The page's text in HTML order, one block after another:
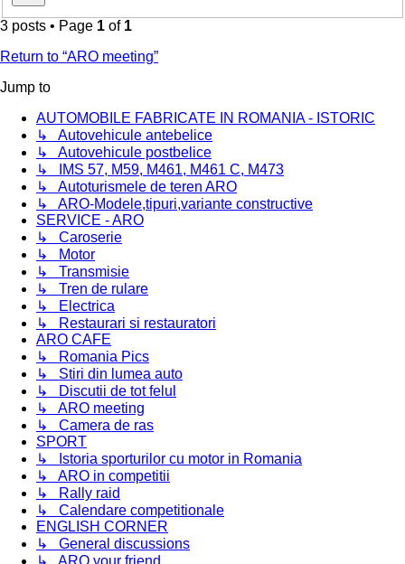
3 posts • Page 1 of 1
Return to “ARO meeting”
Jump to
AUTOMOBILE FABRICATE IN ROMANIA - ISTORIC
↳ Autovehicule antebelice
↳ Autovehicule postbelice
↳ IMS 57, M59, M461, M461 C, M473
↳ Autoturismele de teren ARO
↳ ARO-Modele,tipuri,variante constructive
SERVICE - ARO
↳ Caroserie
↳ Motor
↳ Transmisie
↳ Tren de rulare
↳ Electrica
↳ Restaurari si restauratori
ARO CAFE
↳ Romania Pics
↳ Stiri din lumea auto
↳ Discutii de tot felul
↳ ARO meeting
↳ Camera de ras
SPORT
↳ Istoria sporturilor cu motor in Romania
↳ ARO in competitii
↳ Rally raid
↳ Calendare competitionale
ENGLISH CORNER
↳ General discussions
↳ ARO,your friend